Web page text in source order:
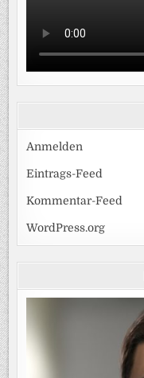
Anmelden
Eintrags-Feed
Kommentar-Feed
WordPress.org